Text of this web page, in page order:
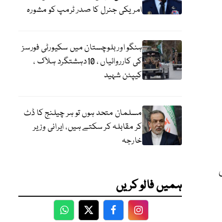
امریکی جنرل کا صدر ٹرمپ کو مشورہ
ہنگو اور بلوچستان میں سکیورٹی فورسز
کی کارروائیاں ، 10دہشتگرد ہلاک ،
کیپٹن شہید
مسلمان متحد ہوں تو ہر چیلنج کا ڈٹ
کر مقابلہ کر سکتے ہیں، ایرانی وزیر
خارجہ
ہمیں فالو کریں
WhatsApp
TwitterFacebookFacebook